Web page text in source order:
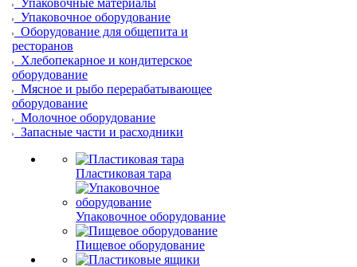
Упаковочные материалы
Упаковочное оборудование
Оборудование для общепита и
ресторанов
Хлебопекарное и кондитерское
оборудование
Мясное и рыбо перерабатывающее
оборудование
Молочное оборудование
Запасные части и расходники
Пластиковая тара
Упаковочное оборудование
Пищевое оборудование